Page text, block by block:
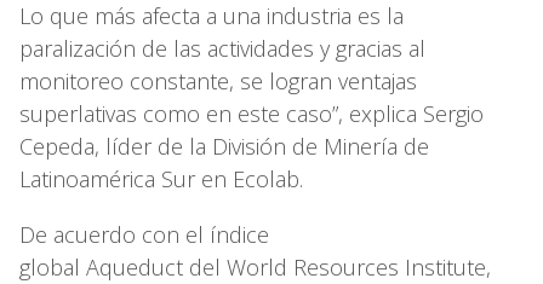
Lo que más afecta a una industria es la
paralización de las actividades y gracias al
monitoreo constante, se logran ventajas
superlativas como en este caso”, explica Sergio
Cepeda, líder de la División de Minería de
Latinoamérica Sur en Ecolab.
De acuerdo con el índice
global Aqueduct del World Resources Institute,